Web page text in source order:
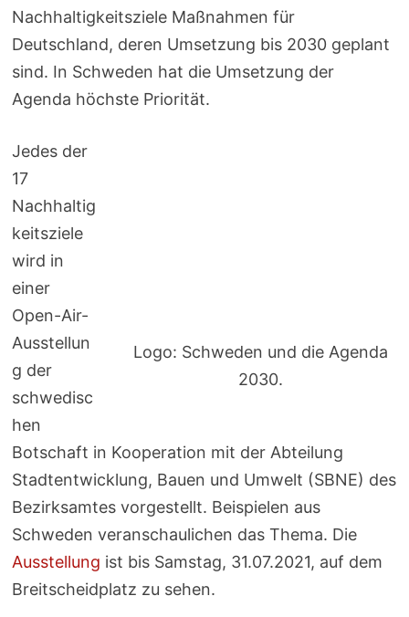
Nachhaltigkeitsziele Maßnahmen für
Deutschland, deren Umsetzung bis 2030 geplant
sind. In Schweden hat die Umsetzung der
Agenda höchste Priorität.
Logo: Schweden und die Agenda
2030.
Jedes der
17
Nachhaltig
keitsziele
wird in
einer
Open-Air-
Ausstellun
g der
schwedisc
hen
Botschaft in Kooperation mit der Abteilung
Stadtentwicklung, Bauen und Umwelt (SBNE) des
Bezirksamtes vorgestellt. Beispielen aus
Schweden veranschaulichen das Thema. Die
Ausstellung ist bis Samstag, 31.07.2021, auf dem
Breitscheidplatz zu sehen.